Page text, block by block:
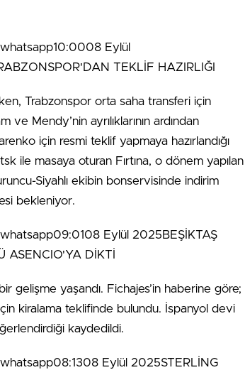
10:0008 Eylül
Trabzonspor orta saha transferi için
ve Mendy’nin ayrılıklarının ardından
için resmi teklif yapmaya hazırlandığı
ile masaya oturan Fırtına, o dönem yapılan
Siyahlı ekibin bonservisinde indirim
bekleniyor.
09:0108 Eylül 2025BEŞİKTAŞ
gelişme yaşandı. Fichajes’in haberine göre;
kiralama teklifinde bulundu. İspanyol devi
kaydedildi.
08:1308 Eylül 2025STERLİNG